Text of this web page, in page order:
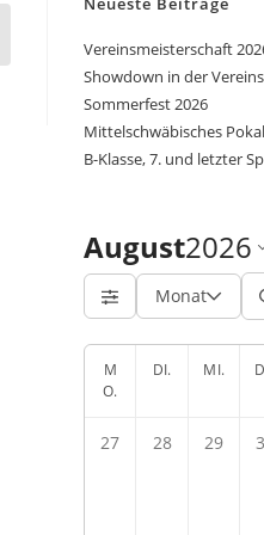
Vereinsmeisterschaft
Showdown in der
Sommerfest 2026
Mittelschwäbisches
B-Klasse, 7. und letzter
August2026
Monat
M
O.
DI. MI.
27 28 29